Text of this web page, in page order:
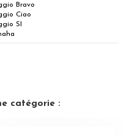
Bravo
Ciao
SI
catégorie :